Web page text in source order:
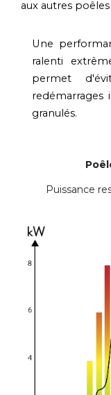
aux autres
Une
ralenti
permet
redémarrages
granulés.
Puissance